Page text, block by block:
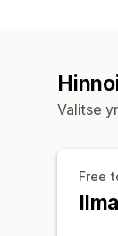
Valitse
Free